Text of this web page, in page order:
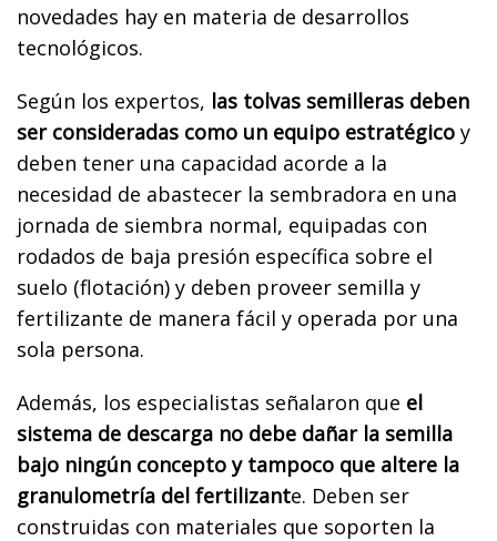
novedades hay en materia de desarrollos
tecnológicos.
Según los expertos, las tolvas semilleras deben
ser consideradas como un equipo estratégico y
deben tener una capacidad acorde a la
necesidad de abastecer la sembradora en una
jornada de siembra normal, equipadas con
rodados de baja presión específica sobre el
suelo (flotación) y deben proveer semilla y
fertilizante de manera fácil y operada por una
sola persona.
Además, los especialistas señalaron que el
sistema de descarga no debe dañar la semilla
bajo ningún concepto y tampoco que altere la
granulometría del fertilizante. Deben ser
construidas con materiales que soporten la